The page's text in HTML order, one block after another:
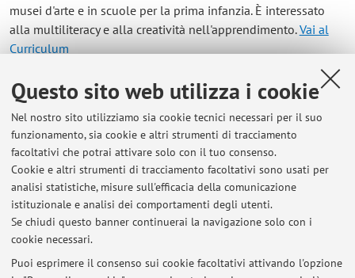
Questo sito web utilizza i cookie
Nel nostro sito utilizziamo sia cookie tecnici necessari per il suo
funzionamento, sia cookie e altri strumenti di tracciamento
facoltativi che potrai attivare solo con il tuo consenso.
Cookie e altri strumenti di tracciamento facoltativi sono usati per
analisi statistiche, misure sull'efficacia della comunicazione
istituzionale e analisi dei comportamenti degli utenti.
Se chiudi questo banner continuerai la navigazione solo con i
cookie necessari.
Puoi esprimere il consenso sui cookie facoltativi attivando l'opzione
musei d'arte e in scuole per la prima infanzia. È interessato
alla multiliteracy e alla creatività nell'apprendimento.Vai al
Curriculum
Contatti
E-mail: alexander.goodhouse2@unibo.it
Centro Linguistico di Ateneo
Via Zamboni 33, Bologna -
Vai alla mappa